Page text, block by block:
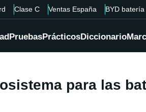
Clase C Ventas España BYD batería
PruebasPrácticosDiccionario
para las